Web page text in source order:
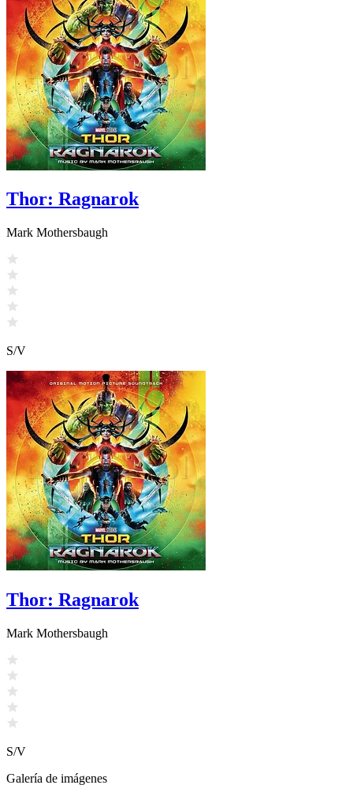
Thor: Ragnarok
Mark Mothersbaugh
S/V
Thor: Ragnarok
Mark Mothersbaugh
S/V
Galería de imágenes